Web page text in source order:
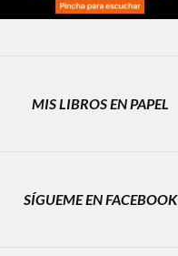
MIS LIBROS EN PAPEL
SÍGUEME EN FACEBOOK